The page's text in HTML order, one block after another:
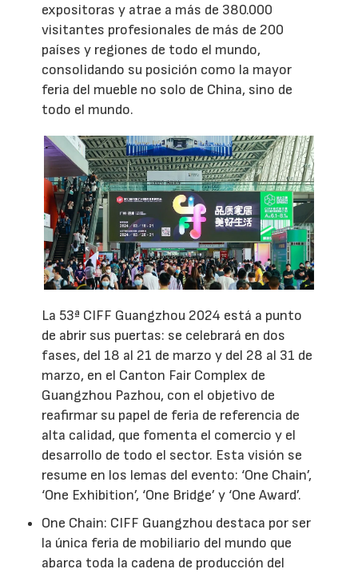
expositoras y atrae a más de 380.000
visitantes profesionales de más de 200
países y regiones de todo el mundo,
consolidando su posición como la mayor
feria del mueble no solo de China, sino de
todo el mundo.
La 53ª CIFF Guangzhou 2024 está a punto
de abrir sus puertas: se celebrará en dos
fases, del 18 al 21 de marzo y del 28 al 31 de
marzo, en el Canton Fair Complex de
Guangzhou Pazhou, con el objetivo de
reafirmar su papel de feria de referencia de
alta calidad, que fomenta el comercio y el
desarrollo de todo el sector. Esta visión se
resume en los lemas del evento: ‘One Chain’,
‘One Exhibition’, ‘One Bridge’ y ‘One Award’.
One Chain: CIFF Guangzhou destaca por ser
la única feria de mobiliario del mundo que
abarca toda la cadena de producción del